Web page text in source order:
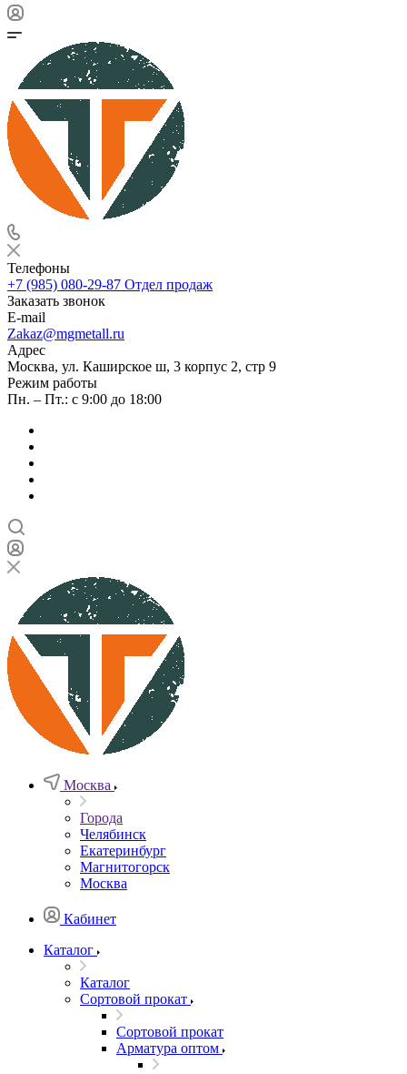
Телефоны
+7 (985) 080-29-87 Отдел продаж
Заказать звонок
E-mail
Zakaz@mgmetall.ru
Адрес
Москва, ул. Каширское ш, 3 корпус 2, стр 9
Режим работы
Пн. – Пт.: с 9:00 до 18:00
Москва
Города
Челябинск
Екатеринбург
Магнитогорск
Москва
Кабинет
Каталог
Каталог
Сортовой прокат
Сортовой прокат
Арматура оптом